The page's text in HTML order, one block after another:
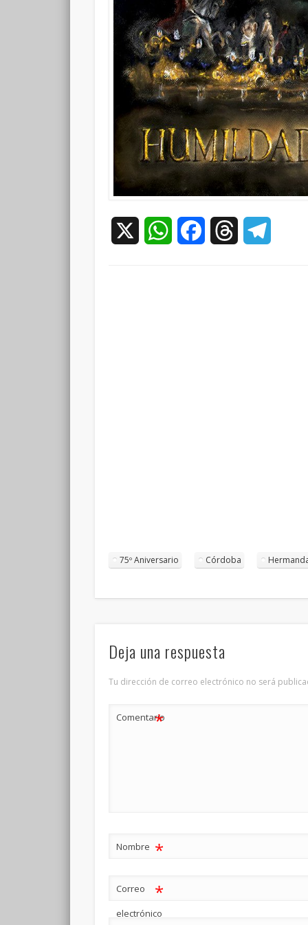
WhatsAppFacebookThreads
75º Aniversario Córdoba
Deja una respuesta
Tu dirección de correo electrónico no será
Comentario
*
Nombre *
Correo
electrónico
*